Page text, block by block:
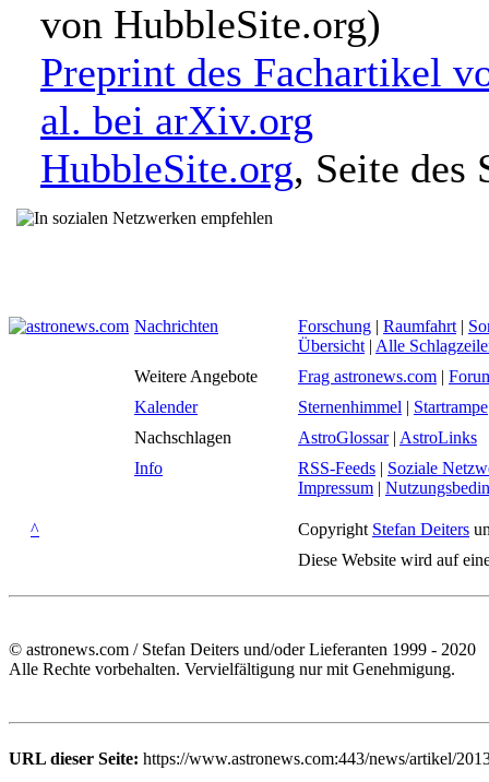
von HubbleSite.org)
Preprint des Fachartikel
al. bei arXiv.org
HubbleSite.org, Seite des
Nachrichten Forschung | Raumfahrt |
Übersicht | Alle
Weitere Angebote
Frag astronews.com |
Kalender
Sternenhimmel | Startrampe
Nachschlagen
AstroGlossar| AstroLinks
Info
RSS-Feeds | Soziale
Impressum |
^ Copyright Stefan Deiters
Diese Website wird auf
© astronews.com / Stefan Deiters und/oder Lieferanten 1999 - 2020
Alle Rechte vorbehalten. Vervielfältigung nur mit Genehmigung.
URL dieser Seite: https://www.astronews.com:443/news/artikel/